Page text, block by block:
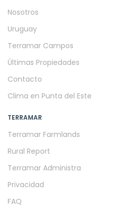
Nosotros
Uruguay
Terramar Campos
Últimas Propiedades
Contacto
Clima en Punta del Este
TERRAMAR
Terramar Farmlands
Rural Report
Terramar Administra
Privacidad
FAQ